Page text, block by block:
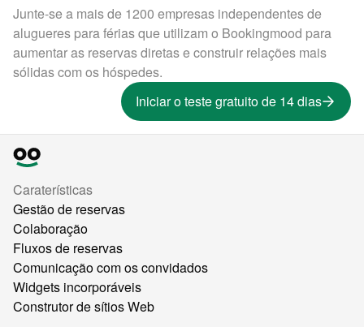
Junte-se a mais de 1200 empresas independentes de
alugueres para férias que utilizam o Bookingmood para
aumentar as reservas diretas e construir relações mais
sólidas com os hóspedes.
Iniciar o teste gratuito de 14 dias
Caraterísticas
Gestão de reservas
Colaboração
Fluxos de reservas
Comunicação com os convidados
Widgets incorporáveis
Construtor de sítios Web